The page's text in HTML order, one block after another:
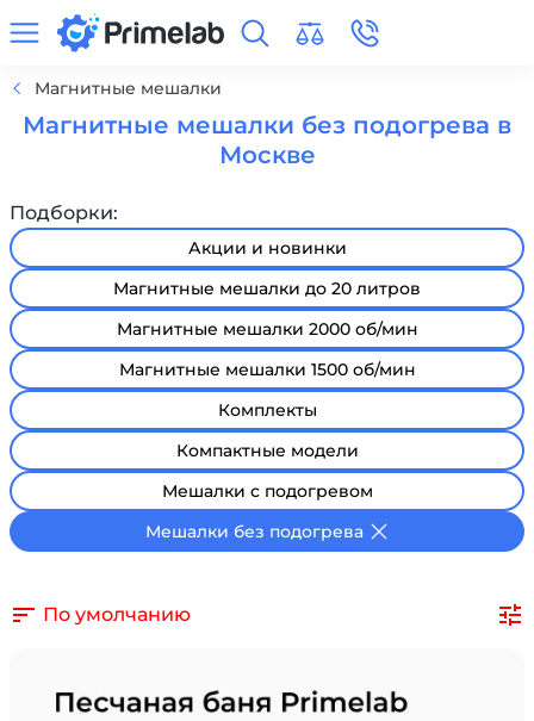
Магнитные мешалки
Магнитные мешалки без подогрева в
Москве
Подборки:
Акции и новинки
Магнитные мешалки до 20 литров
Магнитные мешалки 2000 об/мин
Магнитные мешалки 1500 об/мин
Комплекты
Компактные модели
Мешалки с подогревом
Мешалки без подогрева
По умолчанию